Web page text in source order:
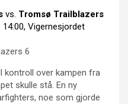
vs. Tromsø Trailblazers
14:00, Vigernesjordet
6
kontroll over kampen fra
skulle stå. En ny
noe som gjorde